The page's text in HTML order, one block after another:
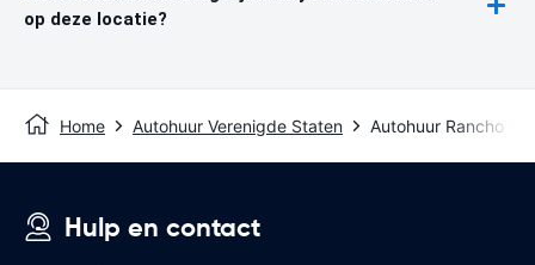
op deze locatie?
Home Autohuur Verenigde Staten Autohuur Rancho
Hulp en contact